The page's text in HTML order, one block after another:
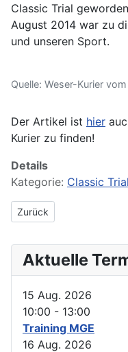
Classic Trial
August 2014 war zu
und unseren Sport.
Quelle: Weser-Kurier
Der Artikel ist hier
Kurier zu finden!
Details
Kategorie: Classic Trial
Vorheriger Beitrag:
Zurück
Aktuelle
15 Aug. 2026
10:00 - 13:00
Training MGE
16 Aug. 2026